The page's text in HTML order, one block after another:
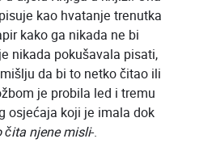
kao hvatanje trenutka
kako ga nikada ne bi
nikada pokušavala pisati,
da bi to netko čitao ili
je probila led i tremu
osjećaja koji je imala dok
čita njene misli-.